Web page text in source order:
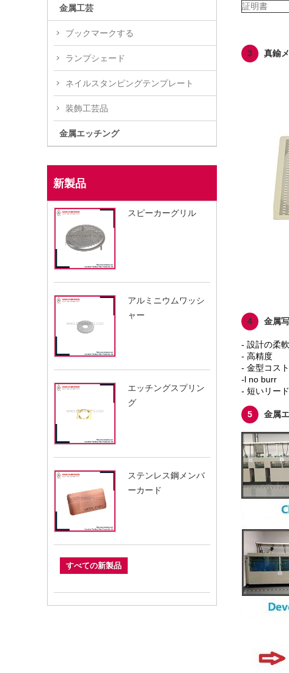
金属工芸
ブックマークする
ランプシェード
ネイルスタンピングテンプレート
装飾工芸品
金属エッチング
新製品
スピーカーグリル
アルミニウムワッシ
ャー
エッチングスプリン
グ
ステンレス鋼メンバ
ーカード
すべての新製品
証明書
3 真鍮
4 金属
- 設計の柔
- 高精度
- 金型コス
-l no burr
- 短いリー
5 金属